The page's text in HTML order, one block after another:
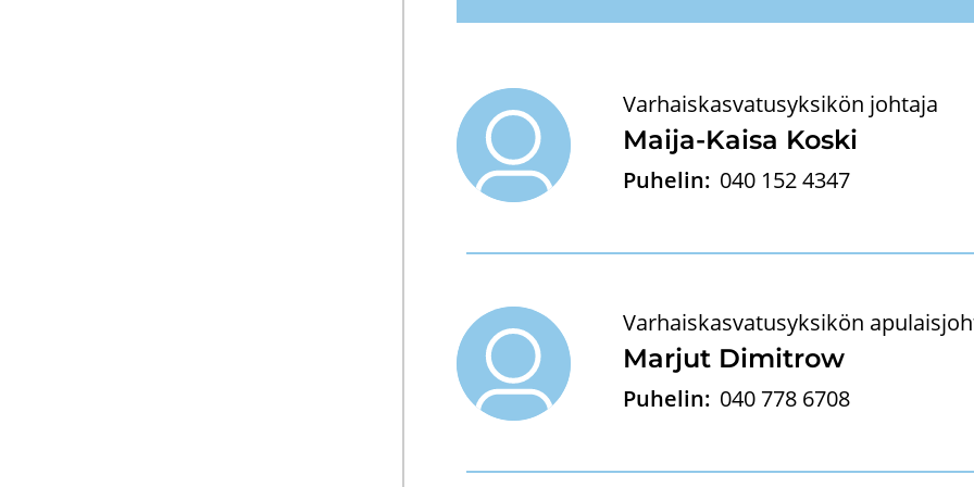
Maija-​Kaisa Koski
Varhaiskasvatusyksikön johtaja
Puhelin: 040 152 4347
Mar­jut Dimitrow
Varhaiskasvatusyksikön
Puhelin: 040 778 6708